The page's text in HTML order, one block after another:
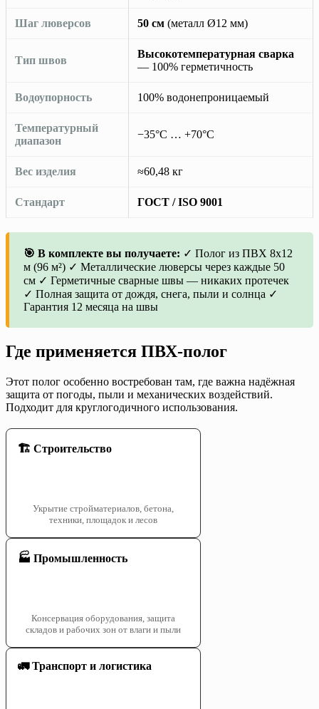
Шаг люверсов 50 см (металл Ø12 мм)
Тип швов
Высокотемпературная сварка
— 100% герметичность
Водоупорность 100% водонепроницаемый
Температурный
диапазон
−35°C … +70°C
Вес изделия ≈60,48 кг
Стандарт ГОСТ / ISO 9001
🎯 В комплекте вы получаете: ✓ Полог из ПВХ 8х12
м (96 м²) ✓ Металлические люверсы через каждые 50
см ✓ Герметичные сварные швы — никаких протечек
✓ Полная защита от дождя, снега, пыли и солнца ✓
Гарантия 12 месяца на швы
Где применяется ПВХ-полог
Этот полог особенно востребован там, где важна надёжная
защита от погоды, пыли и механических воздействий.
Подходит для круглогодичного использования.
🏗️ Строительство
Укрытие стройматериалов, бетона,
техники, площадок и лесов
🏭 Промышленность
Консервация оборудования, защита
складов и рабочих зон от влаги и пыли
🚛 Транспорт и логистика